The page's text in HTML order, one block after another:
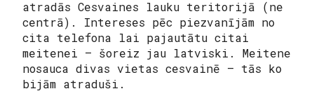
atradās Cesvaines lauku teritorijā (ne
centrā). Intereses pēc piezvanījām no
cita telefona lai pajautātu citai
meitenei – šoreiz jau latviski. Meitene
nosauca divas vietas cesvainē – tās ko
bijām atraduši.